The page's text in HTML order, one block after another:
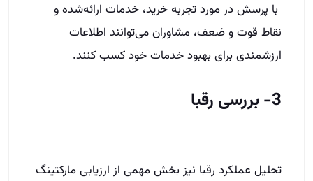
با پرسش در مورد تجربه خرید، خدمات ارائه‌شده و
نقاط قوت و ضعف، مشاوران می‌توانند اطلاعات
ارزشمندی برای بهبود خدمات خود کسب کنند.
3- بررسی رقبا
تحلیل عملکرد رقبا نیز بخش مهمی از ارزیابی مارکتینگ